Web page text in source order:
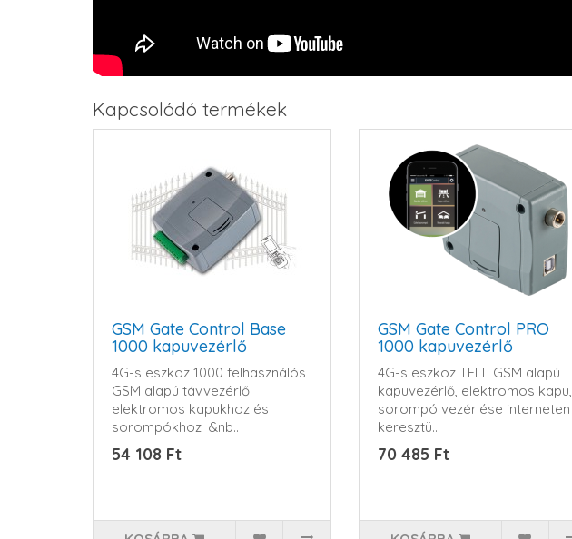
Kapcsolódó termékek
GSM Gate Control Base
1000 kapuvezérlő
4G-s eszköz 1000 felhasználós
GSM alapú távvezérlő
elektromos kapukhoz és
sorompókhoz &nb..
54 108 Ft
GSM Gate Control PRO
1000 kapuvezérlő
4G-s eszköz TELL GSM alapú
kapuvezérlő, elektromos kapu,
sorompó vezérlése interneten
keresztü..
70 485 Ft